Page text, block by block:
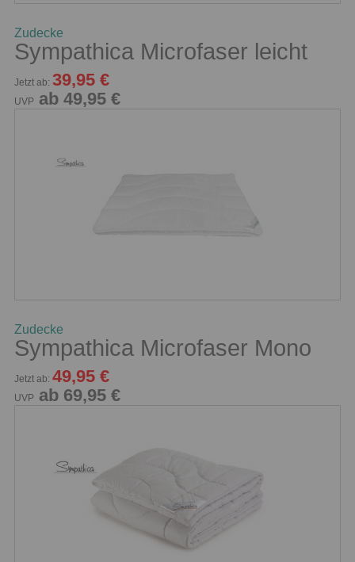
Zudecke
Sympathica Microfaser leicht
Jetzt ab: 39,95 €
UVP ab 49,95 €
Zudecke
Sympathica Microfaser Mono
Jetzt ab: 49,95 €
UVP ab 69,95 €